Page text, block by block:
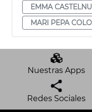
EMMA
MARI PEPA
Nuestras Apps
Redes Sociales